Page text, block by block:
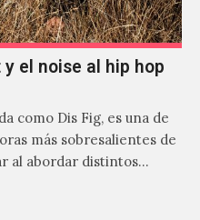
y el noise al hip hop
como Dis Fig, es una de
más sobresalientes de
al abordar distintos